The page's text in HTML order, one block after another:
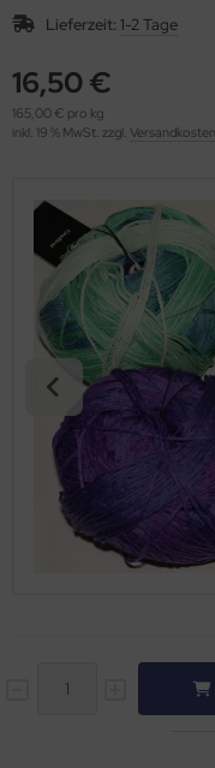
Lieferzeit: 1-2 Tage
16,50 €
165,00 € pro kg
inkl. 19 % MwSt. zzgl. Versandkosten
(276)